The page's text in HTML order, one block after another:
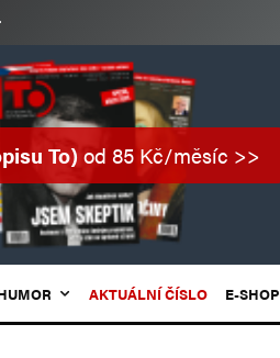
To)od 85 Kč/měsíc >>
AKTUÁLNÍ ČÍSLO E-SHOP